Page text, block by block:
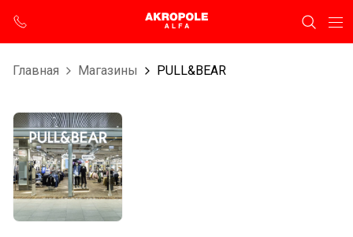
Главная Магазины PULL&BEAR